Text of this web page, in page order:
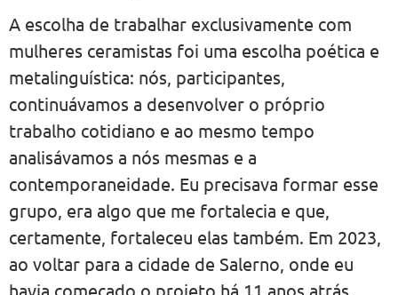
A escolha de trabalhar exclusivamente com
mulheres ceramistas foi uma escolha poética e
metalinguística: nós, participantes,
continuávamos a desenvolver o próprio
trabalho cotidiano e ao mesmo tempo
analisávamos a nós mesmas e a
contemporaneidade. Eu precisava formar esse
grupo, era algo que me fortalecia e que,
certamente, fortaleceu elas também. Em 2023,
ao voltar para a cidade de Salerno, onde eu
havia começado o projeto há 11 anos atrás,